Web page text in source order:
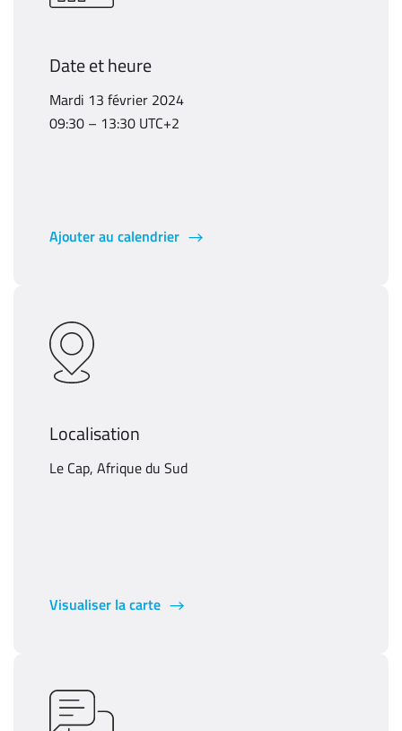
Date et heure
Mardi 13 février 2024
09:30 – 13:30 UTC+2
Ajouter au calendrier
Localisation
Le Cap, Afrique du Sud
Visualiser la carte